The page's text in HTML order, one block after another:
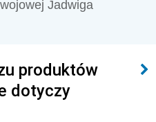
Jadwiga
produktów
dotyczy